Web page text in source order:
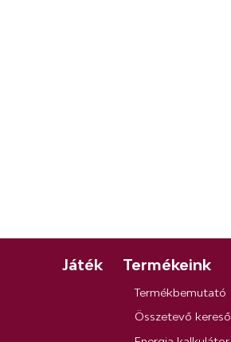
Játék Termékeink
Termékbemutató
Összetevő kereső